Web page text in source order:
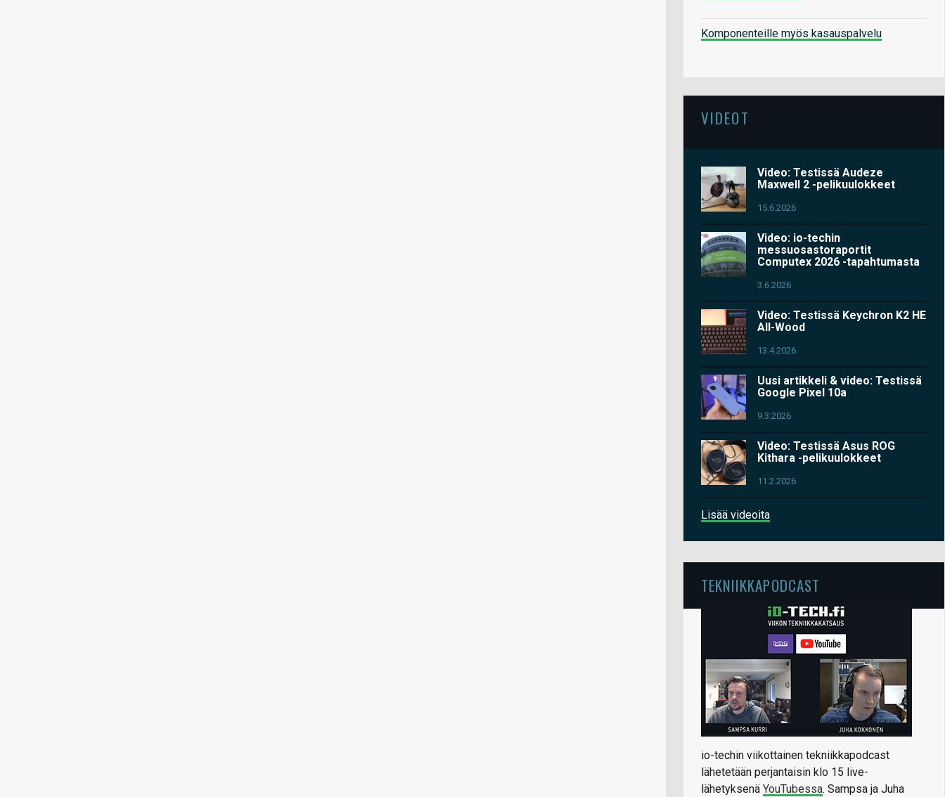
Komponenteille myös kasauspalvelu
VIDEOT
Video: Testissä Audeze
Maxwell 2 -pelikuulokkeet
15.6.2026
Video: io-techin
messuosastoraportit
Computex 2026 -tapahtumasta
3.6.2026
Video: Testissä Keychron K2 HE
All-Wood
13.4.2026
Uusi artikkeli & video: Testissä
Google Pixel 10a
9.3.2026
Video: Testissä Asus ROG
Kithara -pelikuulokkeet
11.2.2026
Lisää videoita
TEKNIIKKAPODCAST
io-techin viikottainen tekniikkapodcast
lähetetään perjantaisin klo 15 live-
lähetyksenä YouTubessa. Sampsa ja Juha